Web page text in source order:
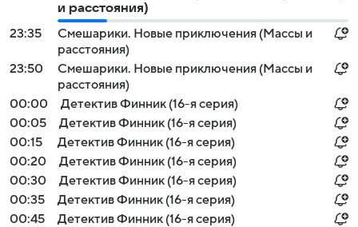
и расстояния)
23:35
Смешарики. Новые приключения (Массы и
расстояния)
23:50
Смешарики. Новые приключения (Массы и
расстояния)
00:00
Детектив Финник (16-я серия)
00:05
Детектив Финник (16-я серия)
00:15
Детектив Финник (16-я серия)
00:20
Детектив Финник (16-я серия)
00:30
Детектив Финник (16-я серия)
00:35
Детектив Финник (16-я серия)
00:45
Детектив Финник (16-я серия)